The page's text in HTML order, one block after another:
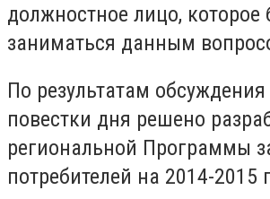
должностное лицо, которое
заниматься данным
По результатам
повестки дня решено
региональной Программы
потребителей на 2014-2015